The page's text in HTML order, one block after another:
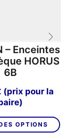
– Enceintes
HORUS
6B
(prix pour la
OPTIONS